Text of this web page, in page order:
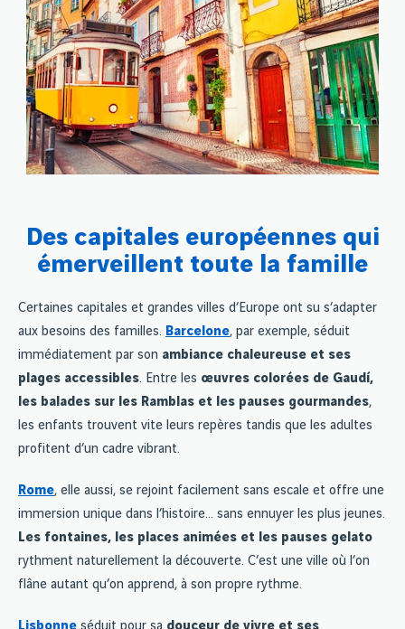
Des capitales européennes qui
émerveillent toute la famille
Certaines capitales et grandes villes d’Europe ont su s’adapter
aux besoins des familles. Barcelone, par exemple, séduit
immédiatement par son ambiance chaleureuse et ses
plages accessibles. Entre les œuvres colorées de Gaudí,
les balades sur les Ramblas et les pauses gourmandes,
les enfants trouvent vite leurs repères tandis que les adultes
profitent d’un cadre vibrant.
Rome, elle aussi, se rejoint facilement sans escale et offre une
immersion unique dans l’histoire… sans ennuyer les plus jeunes.
Les fontaines, les places animées et les pauses gelato
rythment naturellement la découverte. C’est une ville où l’on
flâne autant qu’on apprend, à son propre rythme.